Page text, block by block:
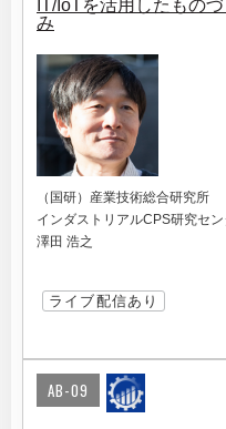
IT/IoTを活用したもの
み
（国研）産業技術総合研究所
インダストリアルCPS研究セ
澤田 浩之
ライブ配信あり
AB-09